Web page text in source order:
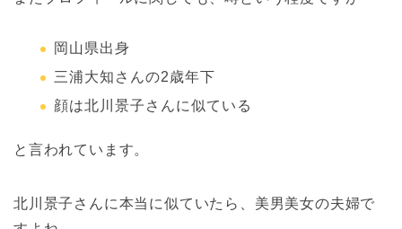
岡山県出身
三浦大知さんの2歳年下
顔は北川景子さんに似ている
と言われています。
北川景子さんに本当に似ていたら、美男美女の夫婦で